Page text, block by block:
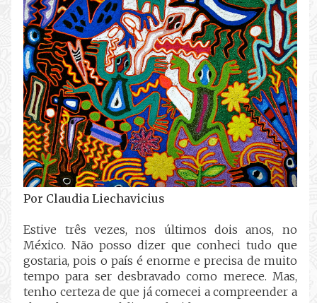
Por Claudia Liechavicius
Estive três vezes, nos últimos dois anos, no
México. Não posso dizer que conheci tudo que
gostaria, pois o país é enorme e precisa de muito
tempo para ser desbravado como merece. Mas,
tenho certeza de que já comecei a compreender a